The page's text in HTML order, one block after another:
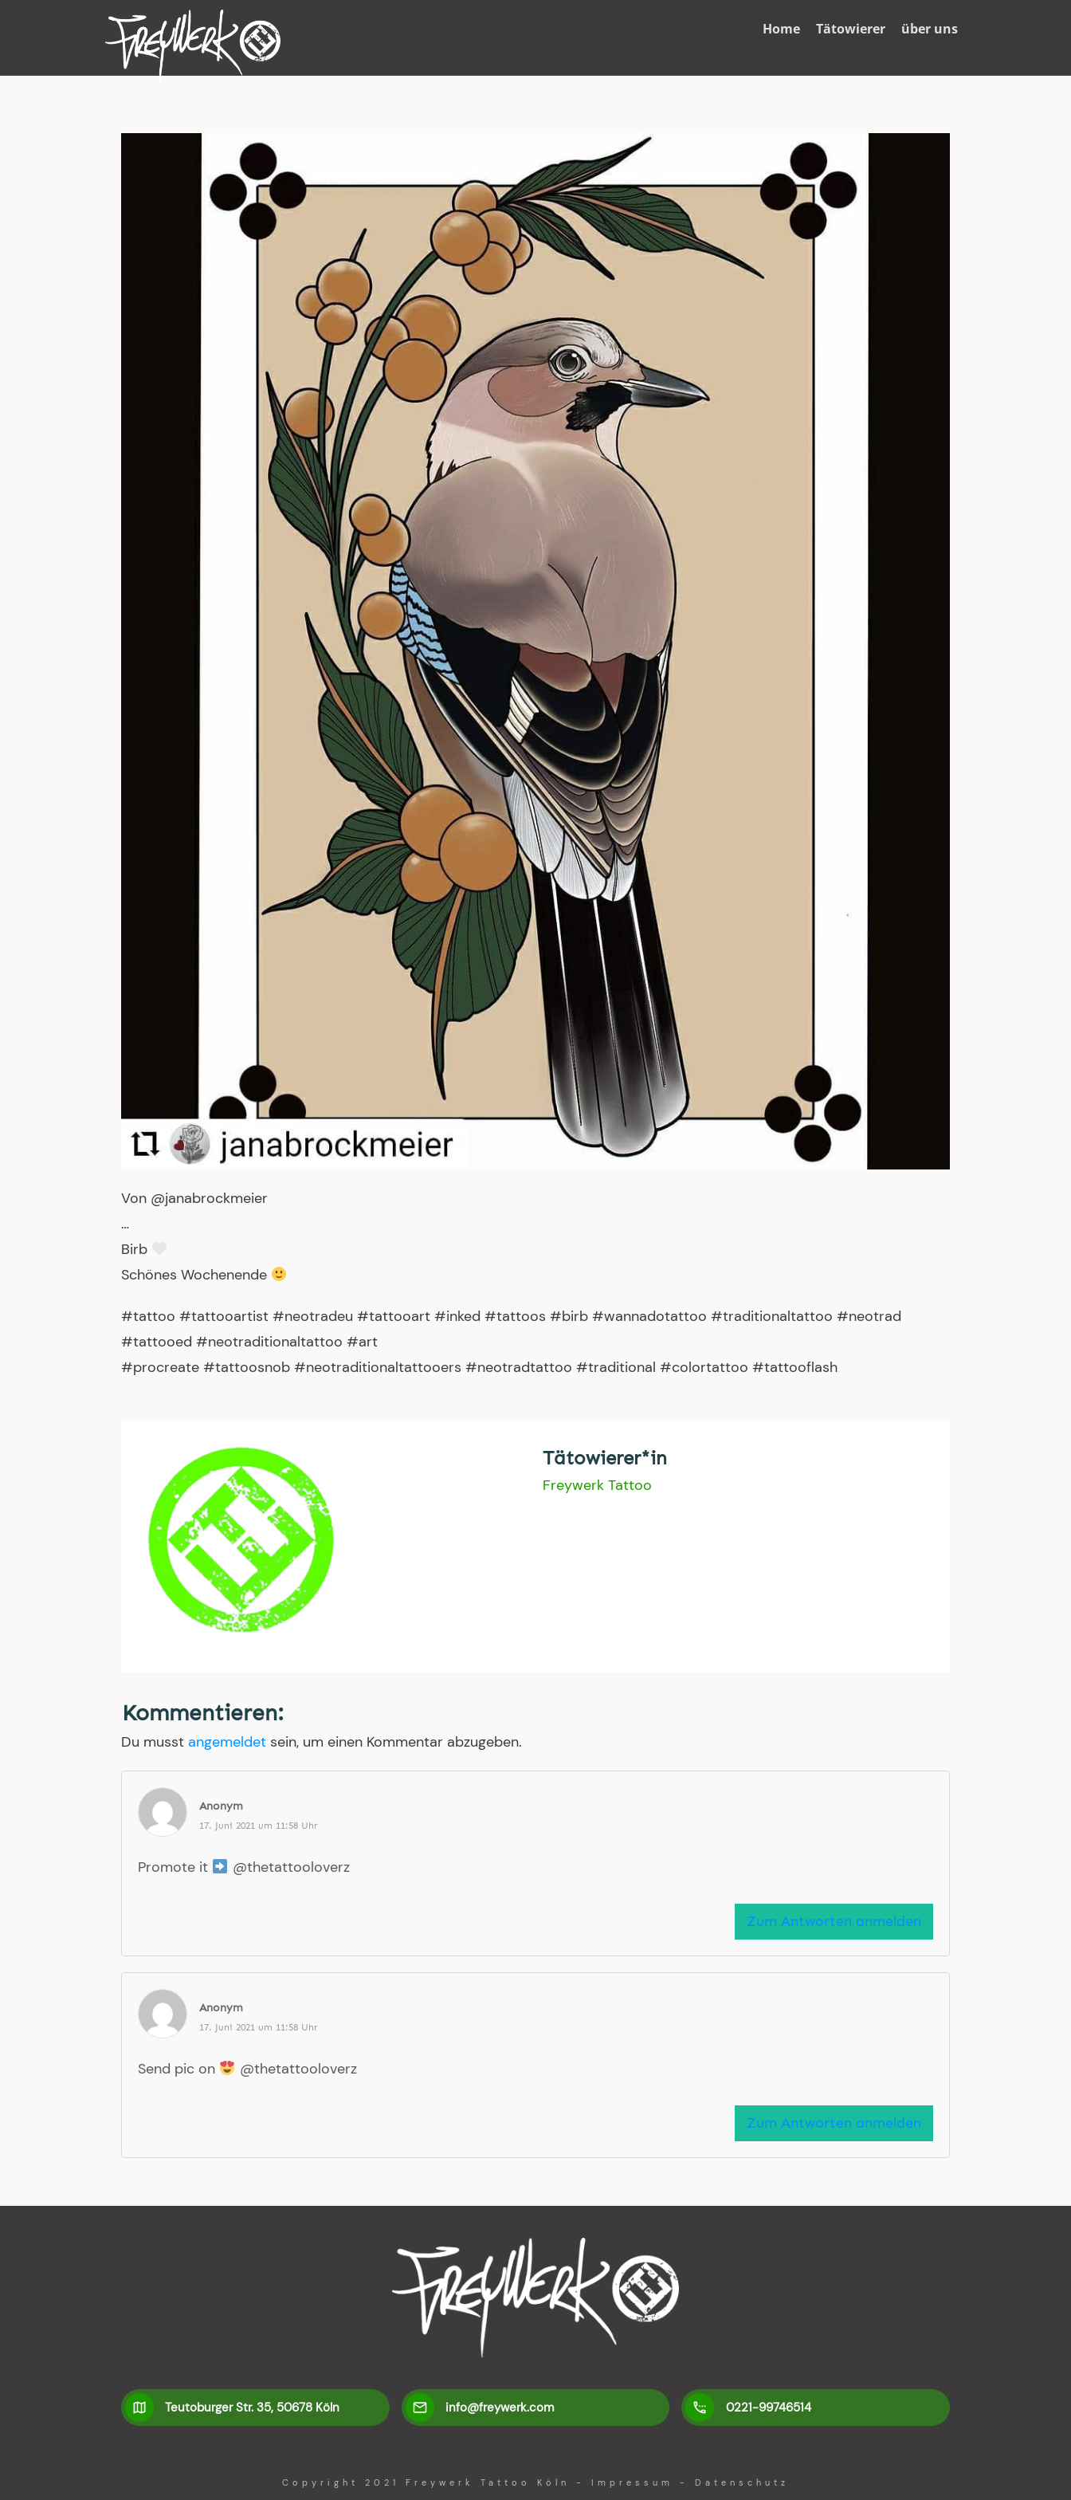
Home Tätowierer über uns
Von @janabrockmeier
…
Birb
Schönes Wochenende
#tattoo #tattooartist #neotradeu #tattooart #inked #tattoos #birb #wannadotattoo #traditionaltattoo #neotrad
#tattooed #neotraditionaltattoo #art
#procreate #tattoosnob #neotraditionaltattooers #neotradtattoo #traditional #colortattoo #tattooflash
Tätowierer*in
Freywerk Tattoo
Kommentieren:
Du musst angemeldet sein, um einen Kommentar abzugeben.
Anonym
17. Juni 2021 um 11:58 Uhr
Promote it @thetattooloverz
Zum Antworten anmelden
Anonym
17. Juni 2021 um 11:58 Uhr
Send pic on @thetattooloverz
Zum Antworten anmelden
Teutoburger Str. 35, 50678 Köln info@freywerk.com 0221-99746514
Copyright 2021 Freywerk Tattoo Köln - Impressum - Datenschutz